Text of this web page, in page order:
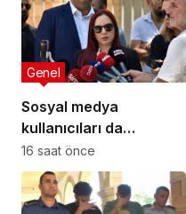
Sosyal medya
kullanıcıları da
tehlikede
Genel
16 saat önce